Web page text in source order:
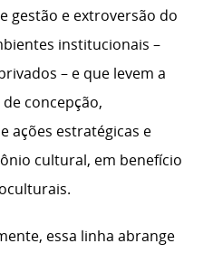
gestão e extroversão do
institucionais –
– e que levem a
concepção,
ações estratégicas e
cultural, em benefício
essa linha abrange